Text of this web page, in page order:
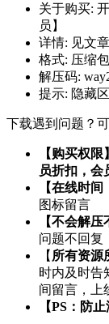
关于购买:
员】
详情: 见文章
格式: 压缩
解压码:
提示: 隐藏
下载遇到问题？
【购买权
员折扣，会
【在线时间
图标留言
【不会解压
问题不回复
【 所有资源
时内及时告
间留言，上
【PS：防